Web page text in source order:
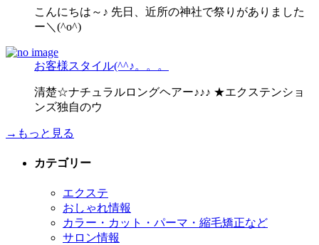
こんにちは～♪ 先日、近所の神社で祭りがありました
ー＼(^o^)
お客様スタイル(^^♪。。。
清楚☆ナチュラルロングヘアー♪♪♪ ★エクステンショ
ンズ独自のウ
→もっと見る
カテゴリー
エクステ
おしゃれ情報
カラー・カット・パーマ・縮毛矯正など
サロン情報